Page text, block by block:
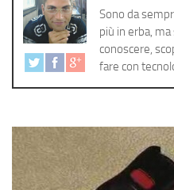
Sono da
più in erba,
conoscere,
fare con